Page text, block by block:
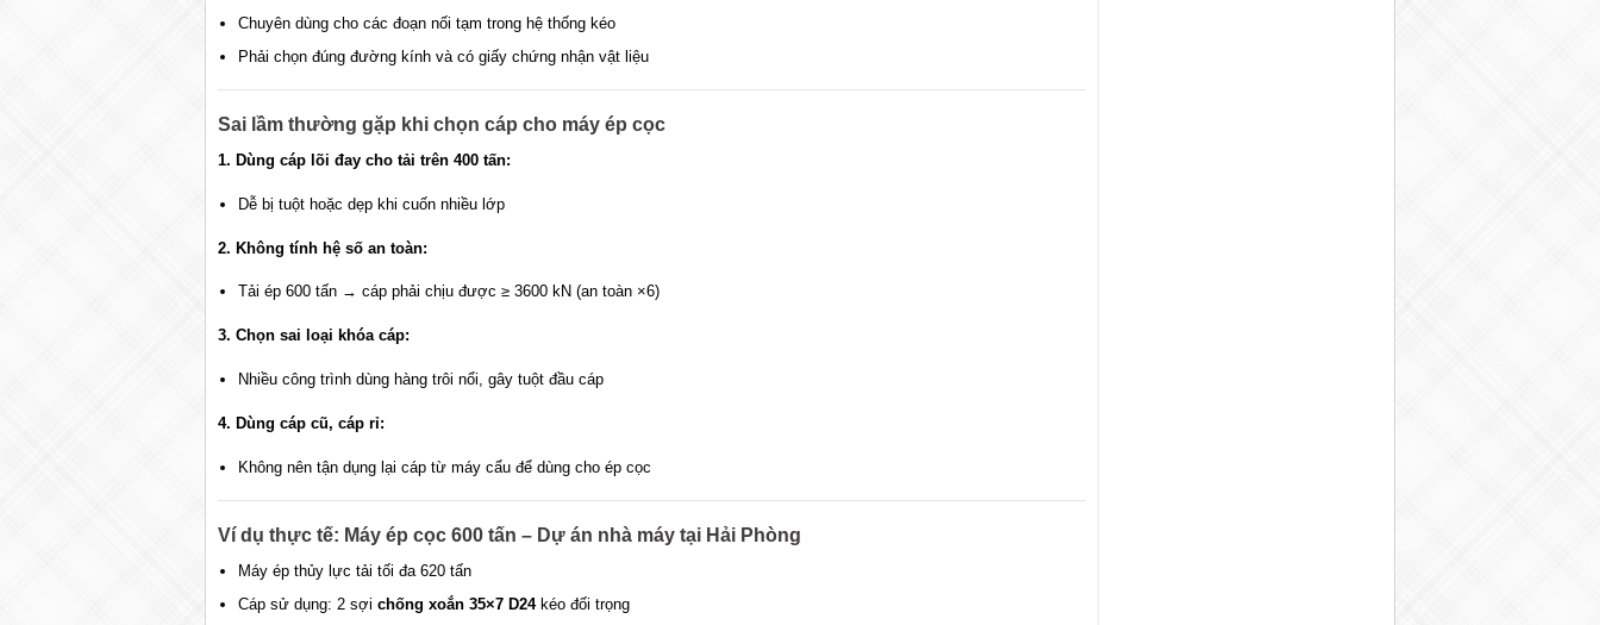
Chuyên dùng cho các đoạn nối tạm trong hệ thống kéo
Phải chọn đúng đường kính và có giấy chứng nhận vật liệu
Sai lầm thường gặp khi chọn cáp cho máy ép cọc
1. Dùng cáp lõi đay cho tải trên 400 tấn:
Dễ bị tuột hoặc dẹp khi cuốn nhiều lớp
2. Không tính hệ số an toàn:
Tải ép 600 tấn → cáp phải chịu được ≥ 3600 kN (an toàn ×6)
3. Chọn sai loại khóa cáp:
Nhiều công trình dùng hàng trôi nổi, gây tuột đầu cáp
4. Dùng cáp cũ, cáp rỉ:
Không nên tận dụng lại cáp từ máy cẩu để dùng cho ép cọc
Ví dụ thực tế: Máy ép cọc 600 tấn – Dự án nhà máy tại Hải Phòng
Máy ép thủy lực tải tối đa 620 tấn
Cáp sử dụng: 2 sợi chống xoắn 35×7 D24kéo đối trọng